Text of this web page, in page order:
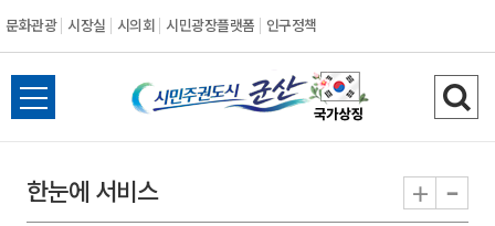
문화관광 시장실 시의회 시민광장플랫폼 인구정책
시
민
전
체
뉴
열
검
색
기
한눈에 서비스 + -